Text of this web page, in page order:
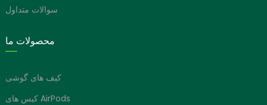
سوالات متداول
محصولات ما
کیف های گوشی
کیس های AirPods